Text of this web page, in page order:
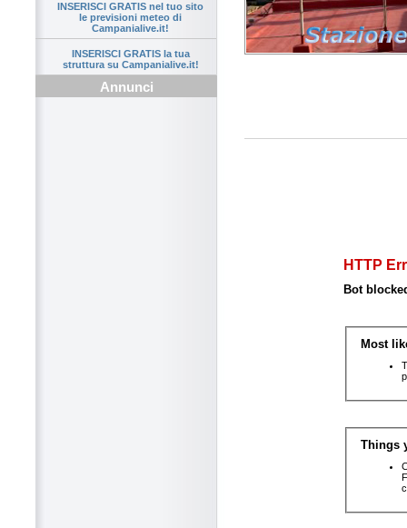
INSERISCI GRATIS nel tuo sito
le previsioni meteo di
Campanialive.it!
INSERISCI GRATIS la tua
struttura su Campanialive.it!
Annunci